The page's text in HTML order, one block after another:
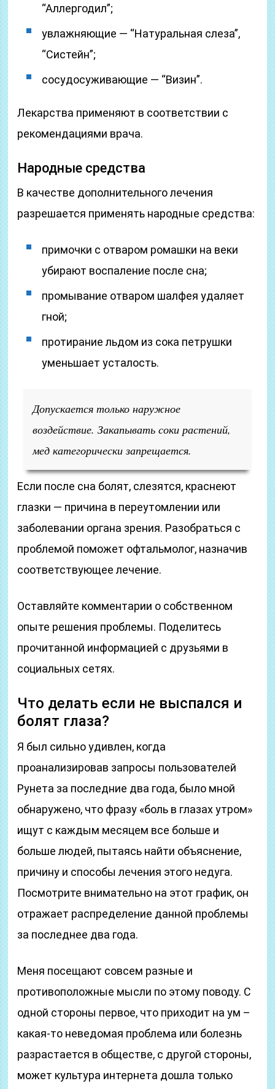
“Аллергодил”;
увлажняющие — “Натуральная слеза”,
“Систейн”;
сосудосуживающие — “Визин”.
Лекарства применяют в соответствии с
рекомендациями врача.
Народные средства
В качестве дополнительного лечения
разрешается применять народные средства:
примочки с отваром ромашки на веки
убирают воспаление после сна;
промывание отваром шалфея удаляет
гной;
протирание льдом из сока петрушки
уменьшает усталость.
Допускается только наружное
воздействие. Закапывать соки растений,
мед категорически запрещается.
Если после сна болят, слезятся, краснеют
глазки — причина в переутомлении или
заболевании органа зрения. Разобраться с
проблемой поможет офтальмолог, назначив
соответствующее лечение.
Оставляйте комментарии о собственном
опыте решения проблемы. Поделитесь
прочитанной информацией с друзьями в
социальных сетях.
Что делать если не выспался и
болят глаза?
Я был сильно удивлен, когда
проанализировав запросы пользователей
Рунета за последние два года, было мной
обнаружено, что фразу «боль в глазах утром»
ищут с каждым месяцем все больше и
больше людей, пытаясь найти объяснение,
причину и способы лечения этого недуга.
Посмотрите внимательно на этот график, он
отражает распределение данной проблемы
за последнее два года.
Меня посещают совсем разные и
противоположные мысли по этому поводу. С
одной стороны первое, что приходит на ум –
какая-то неведомая проблема или болезнь
разрастается в обществе, с другой стороны,
может культура интернета дошла только